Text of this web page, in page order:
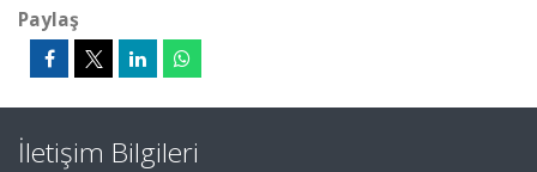
Paylaş
İletişim Bilgileri